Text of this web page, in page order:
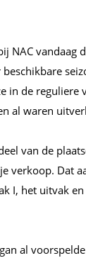
NAC vandaag
in de reguliere
al waren
van de
verkoop. Dat
I, het uitvak
al